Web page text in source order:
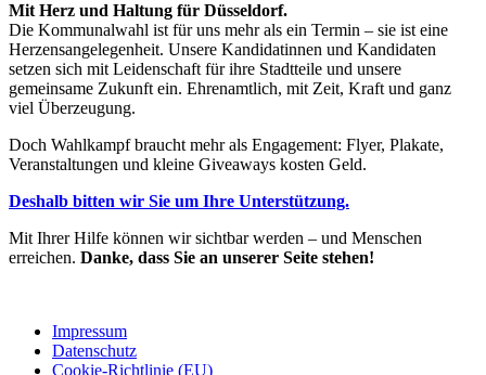
Mit Herz und Haltung für Düsseldorf.
Die Kommunalwahl ist für uns mehr als ein Termin – sie ist eine
Herzensangelegenheit. Unsere Kandidatinnen und Kandidaten
setzen sich mit Leidenschaft für ihre Stadtteile und unsere
gemeinsame Zukunft ein. Ehrenamtlich, mit Zeit, Kraft und ganz
viel Überzeugung.
Doch Wahlkampf braucht mehr als Engagement: Flyer, Plakate,
Veranstaltungen und kleine Giveaways kosten Geld.
Deshalb bitten wir Sie um Ihre Unterstützung.
Mit Ihrer Hilfe können wir sichtbar werden – und Menschen
erreichen. Danke, dass Sie an unserer Seite stehen!
Impressum
Datenschutz
Cookie-Richtlinie (EU)